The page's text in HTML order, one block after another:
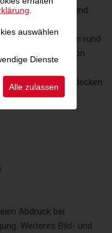
auswählen
Dienste
Alle zulassen
nicht leistbar sind.
weit über 27.000
In Wien leben rund
Einkommen von
Sozialmärkte
abdecken
führen.
Abdruck bei
Weiteres Bild- und